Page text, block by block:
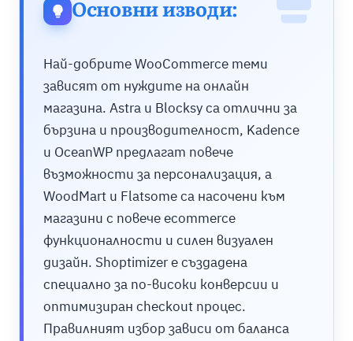
Основни изводи:
Най-добрите WooCommerce теми
зависят от нуждите на онлайн
магазина. Astra и Blocksy са отлични за
бързина и производителност, Kadence
и OceanWP предлагат повече
възможности за персонализация, а
WoodMart и Flatsome са насочени към
магазини с повече ecommerce
функционалности и силен визуален
дизайн. Shoptimizer е създадена
специално за по-високи конверсии и
оптимизиран checkout процес.
Правилният избор зависи от баланса